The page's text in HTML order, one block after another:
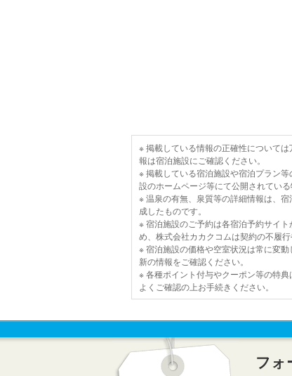
※ 掲載している情報の正確性について
報は宿泊施設にご確認ください。
※ 掲載している宿泊施設や宿泊プラン
設のホームページ等にて公開されてい
※ 温泉の有無、泉質等の詳細情報は、
成したものです。
※ 宿泊施設のご予約は各宿泊予約サイ
め、株式会社カカクコムは契約の不履
※ 宿泊施設の価格や空室状況は常に変
新の情報をご確認ください。
※ 各種ポイント付与やクーポン等の特
よくご確認の上お手続きください。
フォ